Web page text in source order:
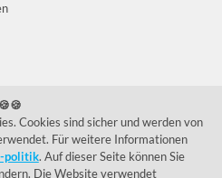
Cookies sind sicher und werden von
Für weitere Informationen
politik. Auf dieser Seite können Sie
Die Website verwendet